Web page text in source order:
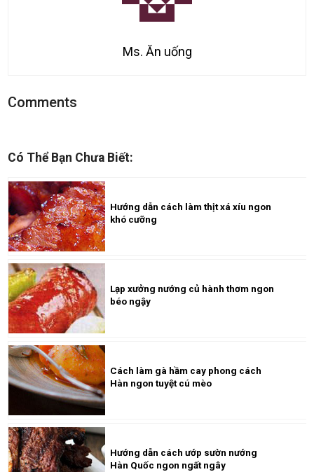
Ms. Ăn uống
Comments
Có Thể Bạn Chưa Biết:
Hướng dẫn cách làm thịt xá xíu ngon
khó cưỡng
Lạp xưởng nướng củ hành thơm ngon
béo ngậy
Cách làm gà hầm cay phong cách
Hàn ngon tuyệt cú mèo
Hướng dẫn cách ướp sườn nướng
Hàn Quốc ngon ngất ngây